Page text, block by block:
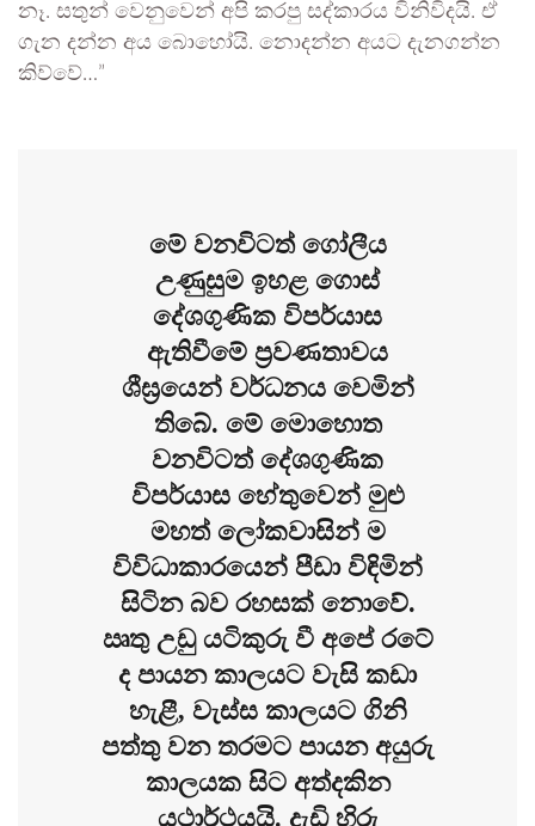
නෑ. සතුන් වෙනුවෙන් අපි කරපු සද්කාරය විනිවිදයි. ඒ
ගැන දන්න අය බොහෝයි. නොදන්න අයට දැනගන්න
කිව්වේ…”
මේ වනවිටත් ගෝලීය
උණුසුම ඉහළ ගොස්
දේශගුණික විපර්යාස
ඇතිවීමේ ප්‍රවණතාවය
ශීඝ්‍රයෙන් වර්ධනය වෙමින්
තිබේ. මේ මොහොත
වනවිටත් දේශගුණික
විපර්යාස හේතුවෙන් මුළු
මහත් ලෝකවාසින් ම
විවිධාකාරයෙන් පීඩා විඳිමින්
සිටින බව රහසක් නොවේ.
ඍතු උඩු යටිකුරු වී අපේ රටේ
ද පායන කාලයට වැසි කඩා
හැළී, වැස්ස කාලයට ගිනි
පත්තු වන තරමට පායන අයුරු
කාලයක සිට අත්දකින
යථාර්ථයයි. දැඩි හිරු